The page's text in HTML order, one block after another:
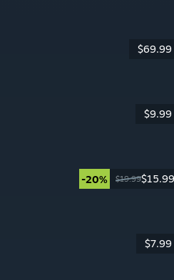
$69.99
$9.99
-20% $19.99$15.99
$7.99